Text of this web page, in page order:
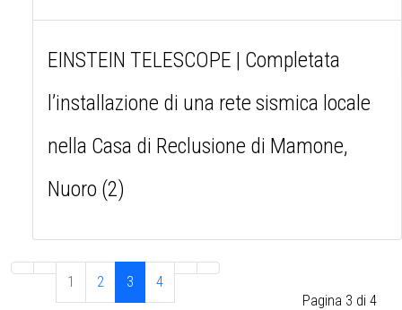
EINSTEIN TELESCOPE | Completata
l’installazione di una rete sismica locale
nella Casa di Reclusione di Mamone,
Nuoro (2)
Pagina 3 di 4
1 2 3 4